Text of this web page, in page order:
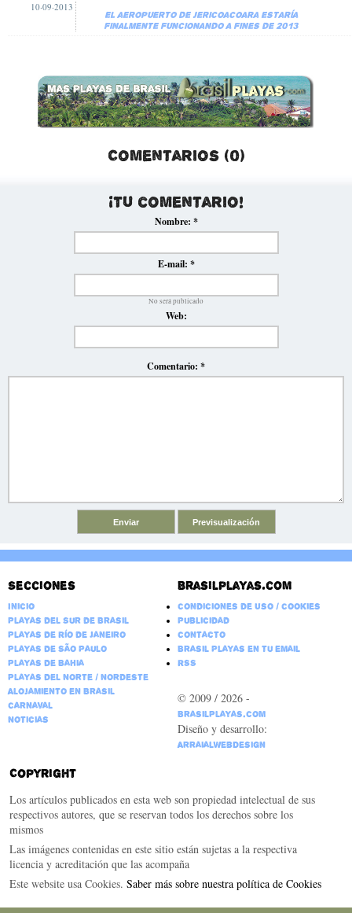
10·09·2013
El aeropuerto de Jericoacoara estaría
finalmente funcionando a fines de 2013
Comentarios (0)
¡Tu comentario!
Nombre: *
E-mail: *
No será publicado
Web:
Comentario: *
Secciones
Inicio
Playas del Sur de Brasil
Playas de Río de Janeiro
Playas de São Paulo
Playas de Bahia
Playas del Norte / Nordeste
Alojamiento en Brasil
Carnaval
Noticias
Brasilplayas.com
Condiciones de Uso / Cookies
Publicidad
Contacto
Brasil Playas en tu email
RSS
© 2009 / 2026 -
BrasilPlayas.com
Diseño y desarrollo:
ArraialWebDesign
Copyright
Los artículos publicados en esta web son propiedad intelectual de sus
respectivos autores, que se reservan todos los derechos sobre los
mismos
Las imágenes contenidas en este sitio están sujetas a la respectiva
licencia y acreditación que las acompaña
Este website usa Cookies. Saber más sobre nuestra política de Cookies